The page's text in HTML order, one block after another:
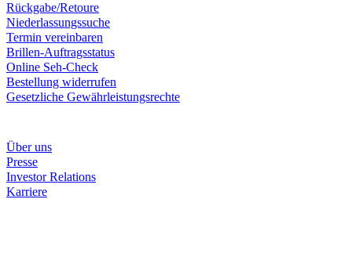
Rückgabe/Retoure
Niederlassungssuche
Termin vereinbaren
Brillen-Auftragsstatus
Online Seh-Check
Bestellung widerrufen
Gesetzliche Gewährleistungsrechte
Über uns
Presse
Investor Relations
Karriere